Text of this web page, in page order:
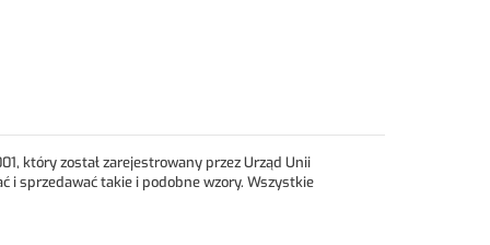
który został zarejestrowany przez Urząd Unii
i sprzedawać takie i podobne wzory. Wszystkie